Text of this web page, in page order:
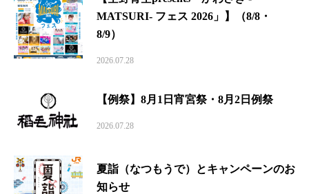
MATSURI- フェス 2026」】（8/8・
8/9）
2026.07.28
【例祭】8月1日宵宮祭・8月2日例祭
2026.07.28
夏詣（なつもうで）とキャンペーンのお
知らせ